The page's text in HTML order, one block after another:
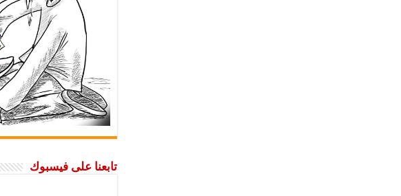
تابعنا على فيسبوك